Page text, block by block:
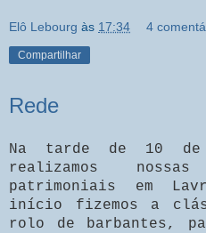
Elô Lebourg às 17:34 4
Compartilhar
Rede
Na tarde de 10 de
realizamos
patrimoniais em
início fizemos a
rolo de barbantes,